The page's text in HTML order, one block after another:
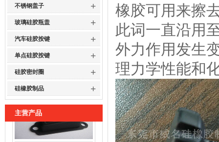
不锈钢盖子 +
玻璃硅胶瓶盖 +
汽车硅胶按键 +
单点硅胶按键 +
硅胶密封圈 +
硅橡胶制品 +
主营产品
橡胶可用来擦
此词一直沿用
外力作用发生
理力学性能和